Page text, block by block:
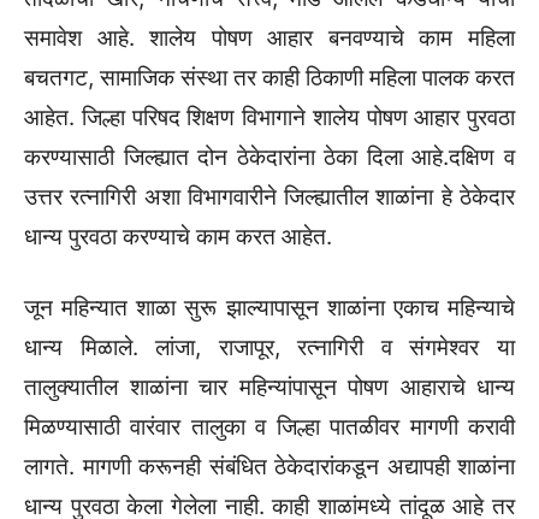
समावेश आहे. शालेय पोषण आहार बनवण्याचे काम महिला
बचतगट, सामाजिक संस्था तर काही ठिकाणी महिला पालक करत
आहेत. जिल्हा परिषद शिक्षण विभागाने शालेय पोषण आहार पुरवठा
करण्यासाठी जिल्ह्यात दोन ठेकेदारांना ठेका दिला आहे.दक्षिण व
उत्तर रत्नागिरी अशा विभागवारीने जिल्ह्यातील शाळांना हे ठेकेदार
धान्य पुरवठा करण्याचे काम करत आहेत.
जून महिन्यात शाळा सुरू झाल्यापासून शाळांना एकाच महिन्याचे
धान्य मिळाले. लांजा, राजापूर, रत्नागिरी व संगमेश्वर या
तालुक्यातील शाळांना चार महिन्यांपासून पोषण आहाराचे धान्य
मिळण्यासाठी वारंवार तालुका व जिल्हा पातळीवर मागणी करावी
लागते. मागणी करूनही संबंधित ठेकेदारांकडून अद्यापही शाळांना
धान्य पुरवठा केला गेलेला नाही. काही शाळांमध्ये तांदूळ आहे तर